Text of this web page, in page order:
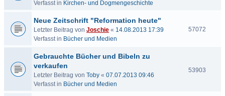
Verfasst in Kirchen- und Dogmengeschichte
Neue Zeitschrift "Reformation heute"
Letzter Beitrag von Joschie « 14.08.2013 17:39
Verfasst in Bücher und Medien
57072
Gebrauchte Bücher und Bibeln zu
verkaufen
Letzter Beitrag von Toby « 07.07.2013 09:46
Verfasst in Bücher und Medien
53903